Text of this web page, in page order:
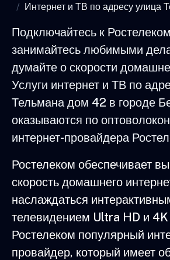
Интернет и ТВ по адресу улица
Подключайтесь к
занимайтесь любимыми
думайте о скорости
Услуги интернет и ТВ по
Тельмана дом 42 в городе
оказываются по
интернет-провайдера
Ростелеком обеспечивает
скорость домашнего
наслаждаться
телевидением Ultra HD и 4K
Ростелеком популярный
провайдер, который имеет